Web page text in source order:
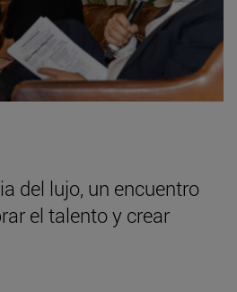
del lujo, un encuentro
el talento y crear